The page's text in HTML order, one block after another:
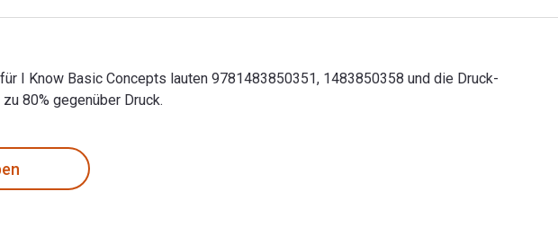
I Know Basic Concepts lauten 9781483850351, 1483850358 und die Druck-
80% gegenüber Druck.